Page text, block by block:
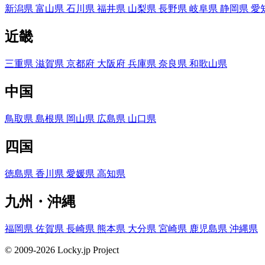
新潟県 富山県 石川県 福井県 山梨県 長野県 岐阜県 静岡県 愛
近畿
三重県 滋賀県 京都府 大阪府 兵庫県 奈良県 和歌山県
中国
鳥取県 島根県 岡山県 広島県 山口県
四国
徳島県 香川県 愛媛県 高知県
九州・沖縄
福岡県 佐賀県 長崎県 熊本県 大分県 宮崎県 鹿児島県 沖縄県
© 2009-2026 Locky.jp Project